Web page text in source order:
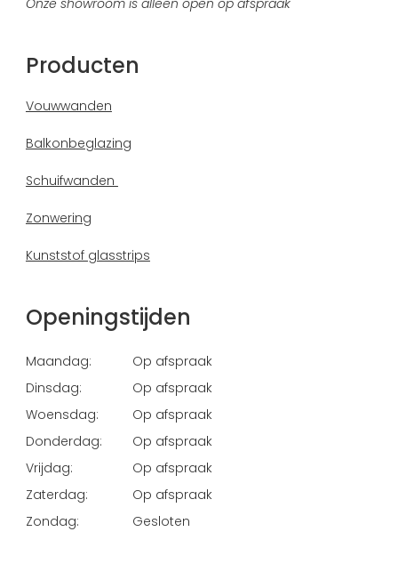
Onze showroom is alleen open op afspraak
Producten
Vouwwanden
Balkonbeglazing
Schuifwanden
Zonwering
Kunststof glasstrips
Openingstijden
Maandag:
Op afspraak
Dinsdag:
Op afspraak
Woensdag:
Op afspraak
Donderdag:
Op afspraak
Vrijdag:
Op afspraak
Zaterdag:
Op afspraak
Zondag:
Gesloten